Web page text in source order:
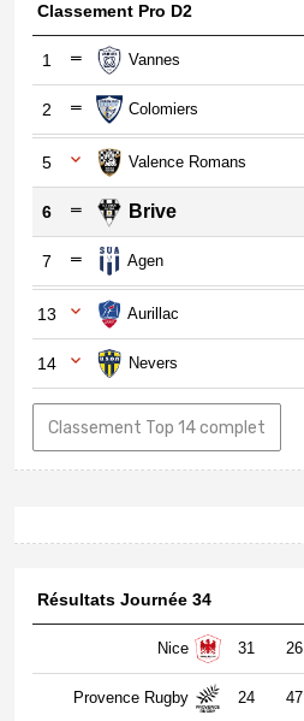
Classement Pro D2
1 Vannes
2 Colomiers
5 Valence Romans
6 Brive
7 Agen
13 Aurillac
14 Nevers
Classement Top 14 complet
Résultats Journée 34
Nice 31 26
Provence Rugby 24 47